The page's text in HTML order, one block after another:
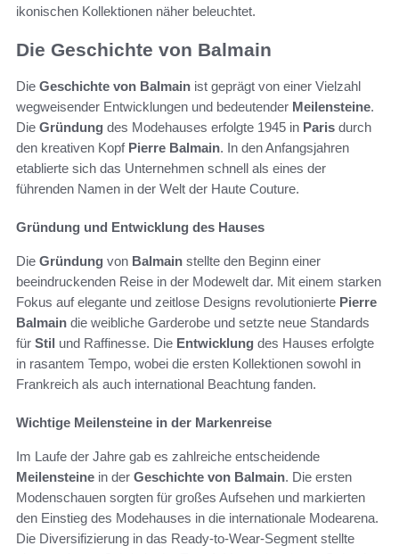
ikonischen Kollektionen näher beleuchtet.
Die Geschichte von Balmain
Die Geschichte von Balmain ist geprägt von einer Vielzahl
wegweisender Entwicklungen und bedeutender Meilensteine.
Die Gründung des Modehauses erfolgte 1945 in Paris durch
den kreativen Kopf Pierre Balmain. In den Anfangsjahren
etablierte sich das Unternehmen schnell als eines der
führenden Namen in der Welt der Haute Couture.
Gründung und Entwicklung des Hauses
Die Gründung von Balmain stellte den Beginn einer
beeindruckenden Reise in der Modewelt dar. Mit einem starken
Fokus auf elegante und zeitlose Designs revolutionierte Pierre
Balmain die weibliche Garderobe und setzte neue Standards
für Stil und Raffinesse. Die Entwicklung des Hauses erfolgte
in rasantem Tempo, wobei die ersten Kollektionen sowohl in
Frankreich als auch international Beachtung fanden.
Wichtige Meilensteine in der Markenreise
Im Laufe der Jahre gab es zahlreiche entscheidende
Meilensteine in der Geschichte von Balmain. Die ersten
Modenschauen sorgten für großes Aufsehen und markierten
den Einstieg des Modehauses in die internationale Modearena.
Die Diversifizierung in das Ready-to-Wear-Segment stellte